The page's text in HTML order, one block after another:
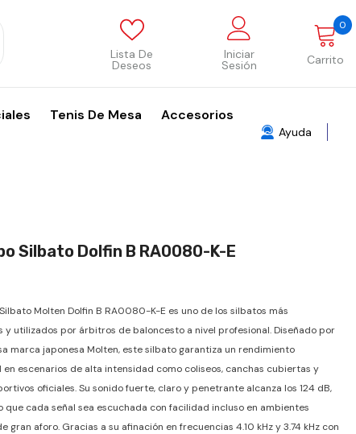
Lista De
Deseos
Iniciar
Sesión Carrito
0 0
Tenis De Mesa Accesorios
Ayuda
Silbato Dolfin B RA0080-K-E
Molten Dolfin B RA0080-K-E es uno de los silbatos más
y utilizados por árbitros de baloncesto a nivel profesional. Diseñado por
marca japonesa Molten, este silbato garantiza un rendimiento
en escenarios de alta intensidad como coliseos, canchas cubiertas y
oficiales. Su sonido fuerte, claro y penetrante alcanza los 124 dB,
que cada señal sea escuchada con facilidad incluso en ambientes
gran aforo. Gracias a su afinación en frecuencias 4.10 kHz y 3.74 kHz con